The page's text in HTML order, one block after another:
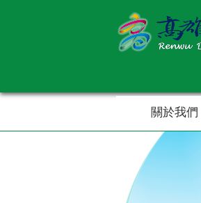
關於我們